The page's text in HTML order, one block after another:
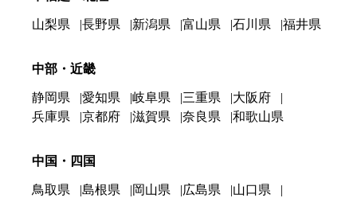
山梨県 長野県 新潟県 富山県 石川県 福井県
中部・近畿
静岡県 愛知県 岐阜県 三重県
大阪府
兵庫県
京都府 滋賀県 奈良県 和歌山県
中国・四国
鳥取県 島根県 岡山県 広島県
山口県